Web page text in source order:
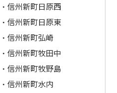
・信州新町日原西
・信州新町日原東
・信州新町弘崎
・信州新町牧田中
・信州新町牧野島
・信州新町水内